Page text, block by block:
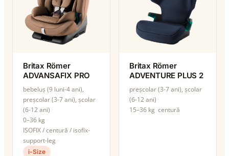
Britax Römer
ADVANSAFIX PRO
bebeluș (9 luni-4 ani),
preșcolar (3-7 ani), școlar
(6-12 ani)
0–36 kg
ISOFIX / centură / isofix-
support-leg
i-Size
Britax Römer
ADVENTURE PLUS 2
preșcolar (3-7 ani), școlar
(6-12 ani)
15–36 kg centură